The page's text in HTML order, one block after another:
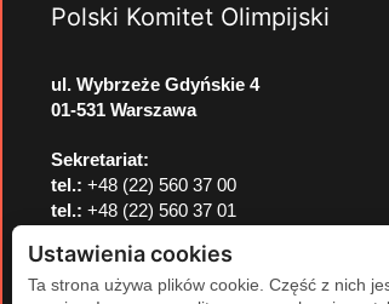
Polski Komitet Olimpijski
ul. Wybrzeże Gdyńskie 4
01-531 Warszawa
Sekretariat:
tel.: +48 (22) 560 37 00
tel.: +48 (22) 560 37 01
Ustawienia cookies
Ta strona używa plików cookie. Część z nich